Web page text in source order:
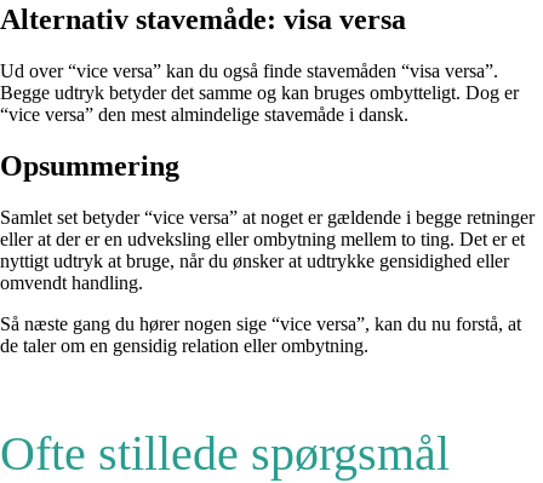
Alternativ stavemåde: visa versa
Ud over “vice versa” kan du også finde stavemåden “visa versa”.
Begge udtryk betyder det samme og kan bruges ombytteligt. Dog er
“vice versa” den mest almindelige stavemåde i dansk.
Opsummering
Samlet set betyder “vice versa” at noget er gældende i begge retninger
eller at der er en udveksling eller ombytning mellem to ting. Det er et
nyttigt udtryk at bruge, når du ønsker at udtrykke gensidighed eller
omvendt handling.
Så næste gang du hører nogen sige “vice versa”, kan du nu forstå, at
de taler om en gensidig relation eller ombytning.
Ofte stillede spørgsmål